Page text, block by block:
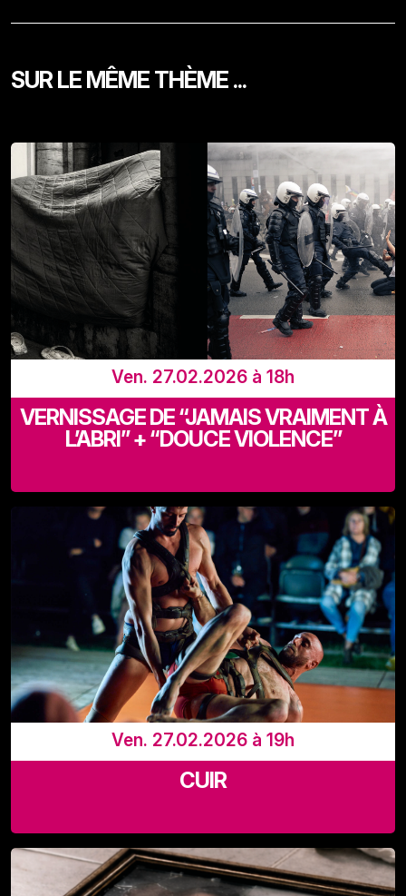
SUR LE MÊME THÈME ...
Ven. 27.02.2026 à 18h
VERNISSAGE DE “JAMAIS VRAIMENT À
L’ABRI” + “DOUCE VIOLENCE”
LaVallée, Rue Adolphe Lavallée 39, 1080 Bruxelles
Ven. 27.02.2026 à 19h
CUIR
LaVallée, Rue Adolphe Lavallée 39, 1080 Bruxelles